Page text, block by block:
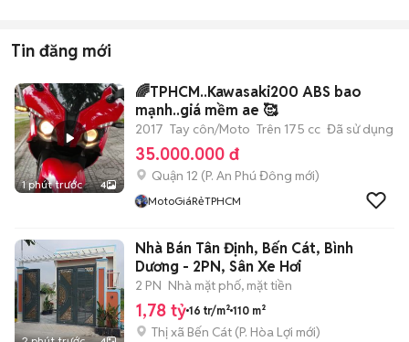
Tin đăng mới
1 phút trước 4
🌈TPHCM..Kawasaki200 ABS bao
mạnh..giá mềm ae 🥰
2017 Tay côn/Moto Trên 175 cc Đã sử dụng
35.000.000 đ
Quận 12 (P. An Phú Đông mới)
MotoGiáRẻTPHCM
Nhà Bán Tân Định, Bến Cát, Bình
Dương - 2PN, Sân Xe Hơi
2 PN Nhà mặt phố, mặt tiền
1,78 tỷ 16 tr/m² 110 m²
Thị xã Bến Cát (P. Hòa Lợi mới)